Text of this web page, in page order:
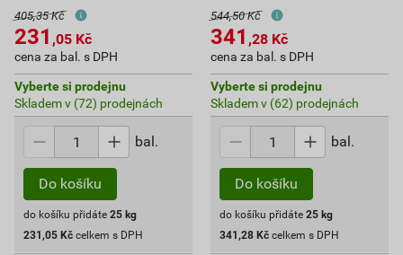
405,35 Kč
231 ,05 Kč
cena za bal. s DPH
Vyberte si prodejnu
Skladem v (72) prodejnách
bal.
Do košíku
do košíku přidáte 25 kg
231,05 Kč celkem s DPH
544,50 Kč
341 ,28 Kč
cena za bal. s DPH
Vyberte si prodejnu
Skladem v (62) prodejnách
bal.
Do košíku
do košíku přidáte 25 kg
341,28 Kč celkem s DPH